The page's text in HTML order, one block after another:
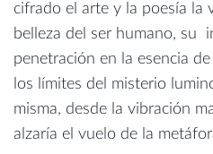
cifrado el arte y la poesía la
belleza del ser humano, su
penetración en la esencia
los límites del misterio
misma, desde la vibración
alzaría el vuelo de la